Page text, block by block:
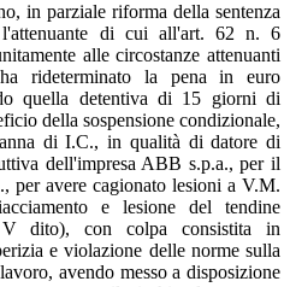
in parziale riforma della sentenza
di cui all'art. 62 n. 6
alle circostanze attenuanti
rideterminato la pena in euro
quella detentiva di 15 giorni di
della sospensione condizionale,
di I.C., in qualità di datore di
dell'impresa ABB s.p.a., per il
per avere cagionato lesioni a V.M.
e lesione del tendine
V dito), con colpa consistita in
e violazione delle norme sulla
avendo messo a disposizione